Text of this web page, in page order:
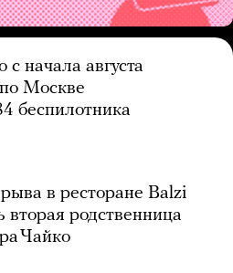
с начала августа
Москве
беспилотника
в ресторане Balzi
вторая родственница
Чайко